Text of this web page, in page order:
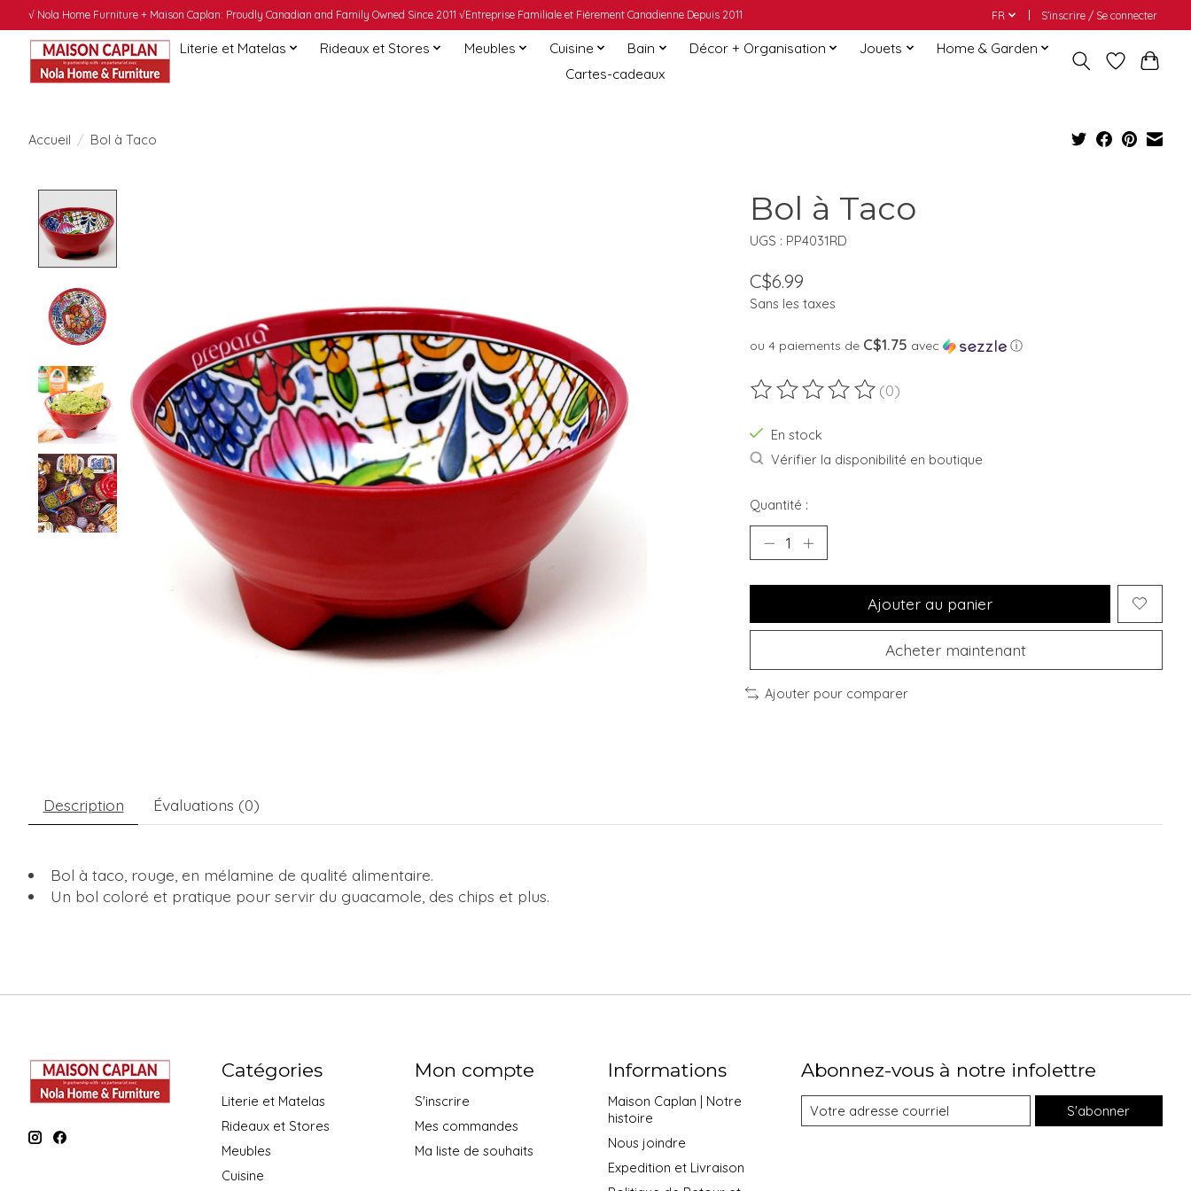
√ Nola Home Furniture + Maison Caplan: Proudly Canadian and Family Owned Since 2011 √Entreprise Familiale et Fièrement Canadienne Depuis 2011 FR S’inscrire / Se connecter
Literie et Matelas Rideaux et Stores Meubles Cuisine Bain Décor + Organisation Jouets
Home & Garden
Cartes-cadeaux
Accueil / Bol à Taco
Bol à Taco
UGS : PP4031RD
C$6.99
Sans les taxes
ou 4 paiements de C$1.75 avec ⓘ
Ce produit est évalué à
(0)
En stock
Vérifier la disponibilité en boutique
Quantité :
Ajouter au panier
Acheter maintenant
Ajouter pour comparer
Description Évaluations (0)
Bol à taco, rouge, en mélamine de qualité alimentaire.
Un bol coloré et pratique pour servir du guacamole, des chips et plus.
Catégories
Literie et Matelas
Rideaux et Stores
Meubles
Cuisine
Mon compte
S'inscrire
Mes commandes
Ma liste de souhaits
Informations
Maison Caplan | Notre
histoire
Nous joindre
Expedition et Livraison
Abonnez-vous à notre infolettre
S'abonner